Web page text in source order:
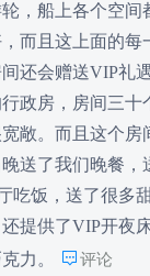
，船上各个空间
而且这上面的每
还会赠送VIP礼
政房，房间三十
敞。而且这个房
送了我们晚餐，
吃饭，送了很多
提供了VIP开夜
力。
评论